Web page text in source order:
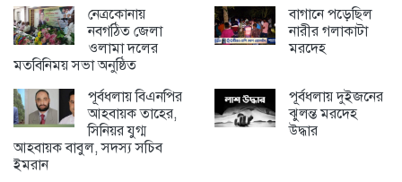
নেত্রকোনায়
নবগঠিত জেলা
ওলামা দলের
মতবিনিময় সভা অনুষ্ঠিত
বাগানে পড়েছিল
নারীর গলাকাটা
মরদেহ
পূর্বধলায় বিএনপির
আহবায়ক তাহের,
সিনিয়র যুগ্ম
আহবায়ক বাবুল, সদস্য সচিব
ইমরান
পূর্বধলায় দুইজনের
ঝুলন্ত মরদেহ
উদ্ধার